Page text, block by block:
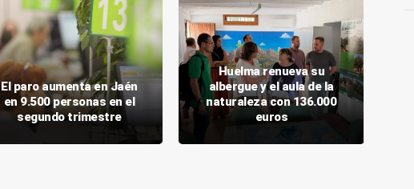
El paro aumenta en Jaén
en 9.500 personas en el
segundo trimestre
Huelma renueva su
albergue y el aula de la
naturaleza con 136.000
euros